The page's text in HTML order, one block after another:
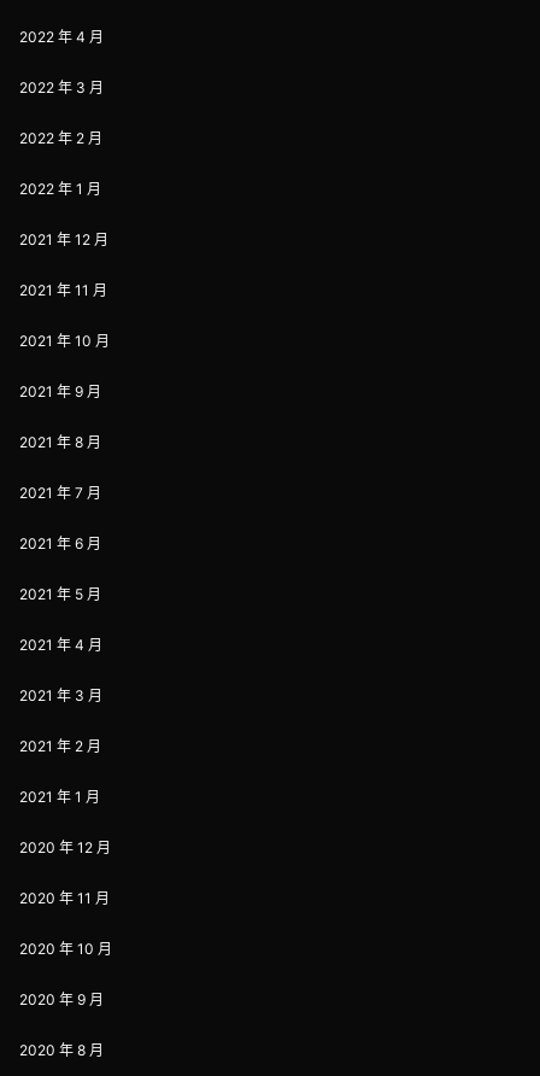
2022 年 4 月
2022 年 3 月
2022 年 2 月
2022 年 1 月
2021 年 12 月
2021 年 11 月
2021 年 10 月
2021 年 9 月
2021 年 8 月
2021 年 7 月
2021 年 6 月
2021 年 5 月
2021 年 4 月
2021 年 3 月
2021 年 2 月
2021 年 1 月
2020 年 12 月
2020 年 11 月
2020 年 10 月
2020 年 9 月
2020 年 8 月